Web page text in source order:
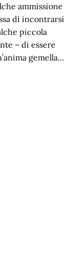
ammissione
di incontrarsi
piccola
– di essere
gemella…